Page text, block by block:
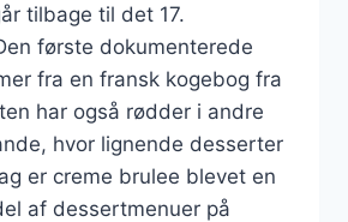
tilbage til det 17.
første dokumenterede
fra en fransk kogebog fra
har også rødder i andre
hvor lignende desserter
er creme brulee blevet en
af dessertmenuer på